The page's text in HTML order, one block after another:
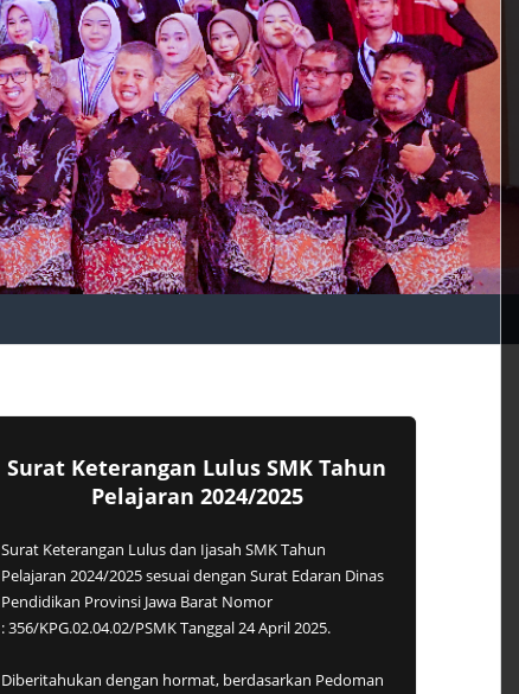
Surat Keterangan Lulus SMK Tahun
Pelajaran 2024/2025
Surat Keterangan Lulus dan Ijasah SMK Tahun
Pelajaran 2024/2025 sesuai dengan Surat Edaran Dinas
Pendidikan Provinsi Jawa Barat Nomor
: 356/KPG.02.04.02/PSMK Tanggal 24 April 2025.
Diberitahukan dengan hormat, berdasarkan Pedoman